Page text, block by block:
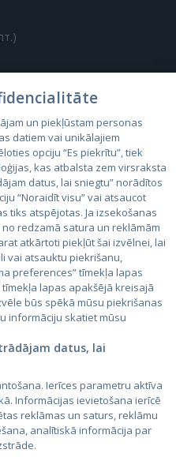
Kainos.lt
Paslaugos.lt
auto24.ee
KV.ee
un piekļūstam personas
datiem vai unikālajiem
opciju “Es piekrītu”, tiek
kas atbalsta zem virsraksta
datus, lai sniegtu” norādītos
“Noraidīt visu” vai atsaucot
tiks atspējotas. Ja izsekošanas
redzamā satura un reklāmām
atkārtoti piekļūt šai izvēlnei, lai
vai atsauktu piekrišanu,
preferences” tīmekļa lapas
lapas apakšējā kreisajā
būs spēkā mūsu piekrišanas
informāciju skatiet mūsu
datus, lai
Ierīces parametru aktīva
Informācijas ievietošana ierīcē
reklāmas un saturs, reklāmu
analītiskā informācija par